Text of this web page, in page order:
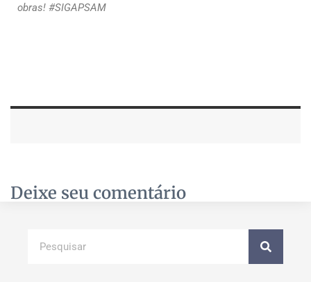
obras! #SIGAPSAM
Deixe seu comentário